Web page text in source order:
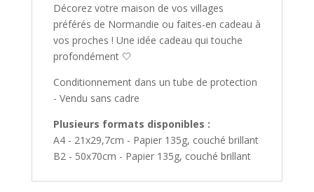
Décorez votre maison de vos villages
préférés de Normandie ou faites-en cadeau à
vos proches ! Une idée cadeau qui touche
profondément 🤍
Conditionnement dans un tube de protection
- Vendu sans cadre
Plusieurs formats disponibles :
A4 - 21x29,7cm - Papier 135g, couché brillant
B2 - 50x70cm - Papier 135g, couché brillant